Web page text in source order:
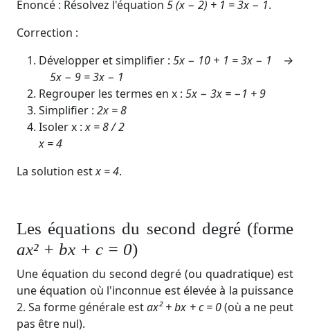
Énoncé : Résolvez l'équation 5 (x − 2) + 1 = 3x − 1.
Correction :
Développer et simplifier :5x − 10 + 1 = 3x − 1 →
5x − 9 = 3x − 1
Regrouper les termes en x : 5x − 3x = −1 + 9
Simplifier : 2x = 8
Isoler x :x = 8 / 2
x = 4
La solution estx = 4.
Les équations du second degré (forme
ax² + bx + c = 0)
Une équation du second degré (ou quadratique) est
une équation où l'inconnue est élevée à la puissance
2. Sa forme générale estax² + bx + c = 0(où a ne peut
pas être nul).